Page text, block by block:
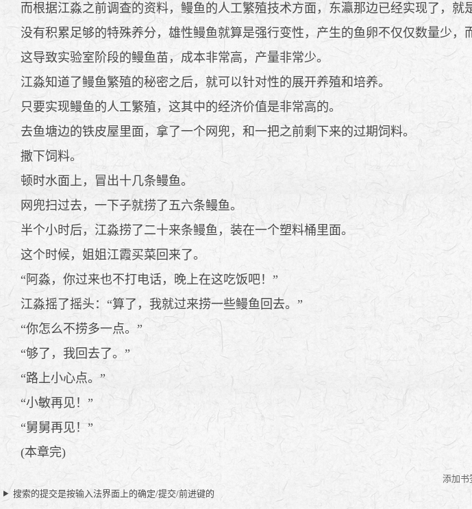
而根据江淼之前调查的资料，鳗鱼的人工繁殖技术方面，东瀛那边已经实现了，就
没有积累足够的特殊养分，雄性鳗鱼就算是强行变性，产生的鱼卵不仅仅数量少，
这导致实验室阶段的鳗鱼苗，成本非常高，产量非常少。
江淼知道了鳗鱼繁殖的秘密之后，就可以针对性的展开养殖和培养。
只要实现鳗鱼的人工繁殖，这其中的经济价值是非常高的。
去鱼塘边的铁皮屋里面，拿了一个网兜，和一把之前剩下来的过期饲料。
撒下饲料。
顿时水面上，冒出十几条鳗鱼。
网兜扫过去，一下子就捞了五六条鳗鱼。
半个小时后，江淼捞了二十来条鳗鱼，装在一个塑料桶里面。
这个时候，姐姐江霞买菜回来了。
“阿淼，你过来也不打电话，晚上在这吃饭吧！”
江淼摇了摇头：“算了，我就过来捞一些鳗鱼回去。”
“你怎么不捞多一点。”
“够了，我回去了。”
“路上小心点。”
“小敏再见！”
“舅舅再见！”
(本章完)
添加书
搜索的提交是按输入法界面上的确定/提交/前进键的